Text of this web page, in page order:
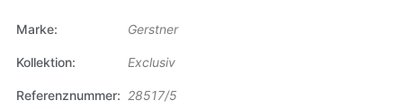
Marke Gerstner
Kollektion Exclusiv
Referenznummer 28517/5